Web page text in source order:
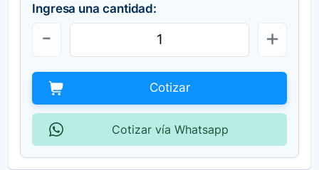
Ingresa una cantidad:
Cotizar
Cotizar vía Whatsapp